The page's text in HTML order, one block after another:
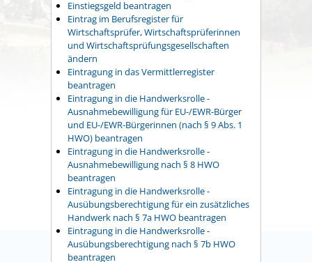
Einstiegsgeld beantragen
Eintrag im Berufsregister für
Wirtschaftsprüfer, Wirtschaftsprüferinnen
und Wirtschaftsprüfungsgesellschaften
ändern
Eintragung in das Vermittlerregister
beantragen
Eintragung in die Handwerksrolle -
Ausnahmebewilligung für EU-/EWR-Bürger
und EU-/EWR-Bürgerinnen (nach § 9 Abs. 1
HWO) beantragen
Eintragung in die Handwerksrolle -
Ausnahmebewilligung nach § 8 HWO
beantragen
Eintragung in die Handwerksrolle -
Ausübungsberechtigung für ein zusätzliches
Handwerk nach § 7a HWO beantragen
Eintragung in die Handwerksrolle -
Ausübungsberechtigung nach § 7b HWO
beantragen